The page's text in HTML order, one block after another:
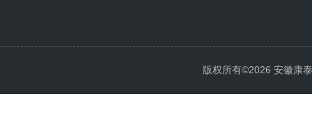
版权所有©2026 安徽康